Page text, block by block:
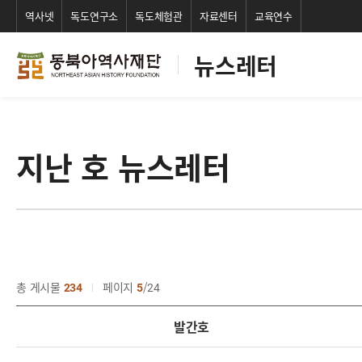
역사넷 독도연구소 독도체험관 자료센터 교육연수
뉴스레터
지난 호 뉴스레터
총 게시물 234 페이지 5 24
발간호